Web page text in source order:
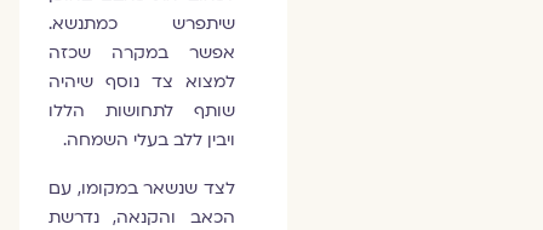
שיתפרש כמתנשא.
אפשר במקרה שכזה
למצוא צד נוסף שיהיה
שותף לתחושות הללו
ויבין ללב בעלי השמחה.
לצד שנשאר במקומו, עם
הכאב והקנאה, נדרשת